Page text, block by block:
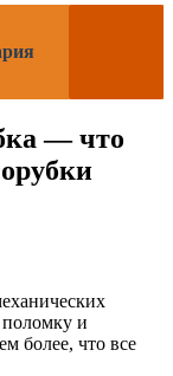
— что
поломку и
более, что все